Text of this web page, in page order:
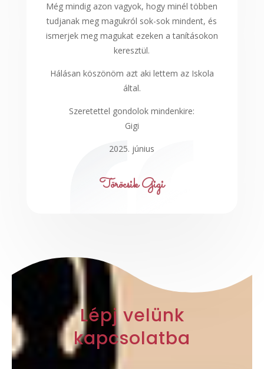
Még mindig azon vagyok, hogy minél többen
tudjanak meg magukról sok-sok mindent, és
ismerjek meg magukat ezeken a tanításokon
keresztül.
Hálásan köszönöm azt aki lettem az Iskola
által.
Szeretettel gondolok mindenkire:
Gigi
2025. június
Töröcsik Gigi
Lépj velünk
kapcsolatba